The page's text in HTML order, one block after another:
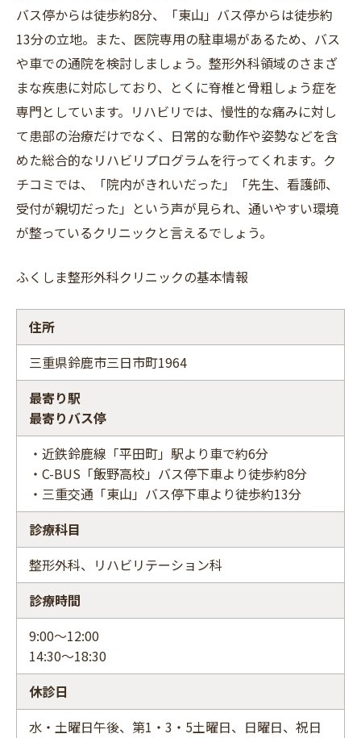
バス停からは徒歩約8分、「東山」バス停からは徒歩約
13分の立地。また、医院専用の駐車場があるため、バス
や車での通院を検討しましょう。整形外科領域のさまざ
まな疾患に対応しており、とくに脊椎と骨粗しょう症を
専門としています。リハビリでは、慢性的な痛みに対し
て患部の治療だけでなく、日常的な動作や姿勢などを含
めた総合的なリハビリプログラムを行ってくれます。ク
チコミでは、「院内がきれいだった」「先生、看護師、
受付が親切だった」という声が見られ、通いやすい環境
が整っているクリニックと言えるでしょう。
ふくしま整形外科クリニックの基本情報
住所
三重県鈴鹿市三日市町1964
最寄り駅
最寄りバス停
・近鉄鈴鹿線「平田町」駅より車で約6分
・C-BUS「飯野高校」バス停下車より徒歩約8分
・三重交通「東山」バス停下車より徒歩約13分
診療科目
整形外科、リハビリテーション科
診療時間
9:00～12:00
14:30～18:30
休診日
水・土曜日午後、第1・3・5土曜日、日曜日、祝日